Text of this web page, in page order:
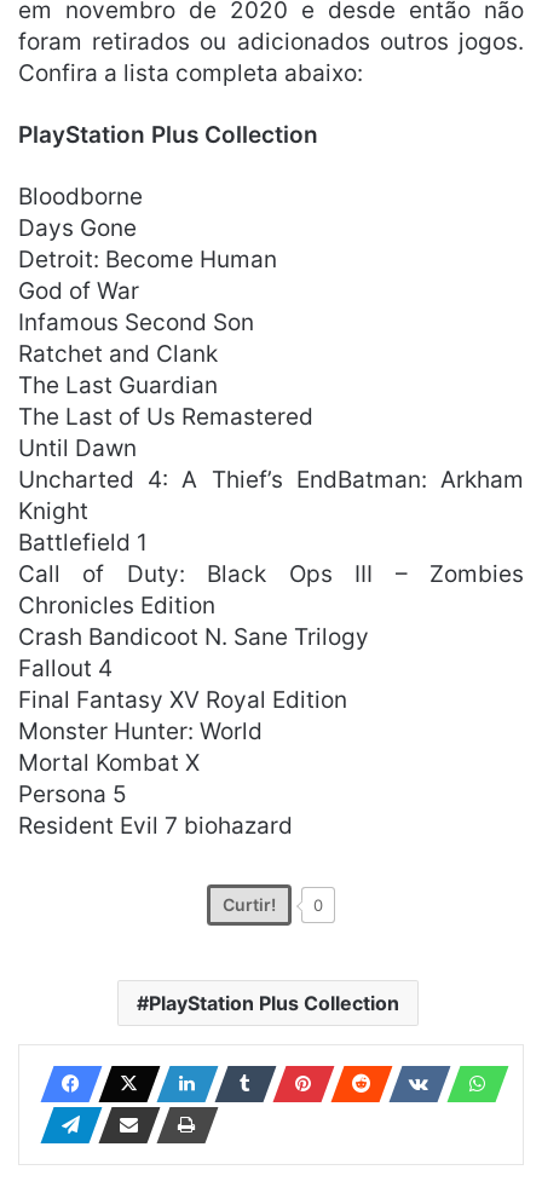
em novembro de 2020 e desde então não
foram retirados ou adicionados outros jogos.
Confira a lista completa abaixo:
PlayStation Plus Collection
Bloodborne
Days Gone
Detroit: Become Human
God of War
Infamous Second Son
Ratchet and Clank
The Last Guardian
The Last of Us Remastered
Until Dawn
Uncharted 4: A Thief’s EndBatman: Arkham
Knight
Battlefield 1
Call of Duty: Black Ops III – Zombies
Chronicles Edition
Crash Bandicoot N. Sane Trilogy
Fallout 4
Final Fantasy XV Royal Edition
Monster Hunter: World
Mortal Kombat X
Persona 5
Resident Evil 7 biohazard
Curtir! 0
PlayStation Plus Collection